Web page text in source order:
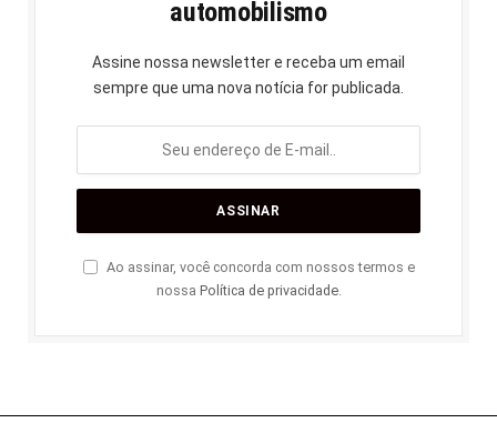
automobilismo
Assine nossa newsletter e receba um email
sempre que uma nova notícia for publicada.
Ao assinar, você concorda com nossos termos e
nossa Política de privacidade.